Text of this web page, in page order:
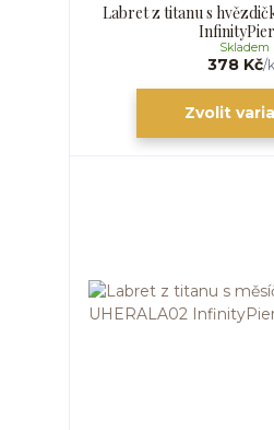
Labret z titanu s
378 Kč/
Skladem
Zvolit